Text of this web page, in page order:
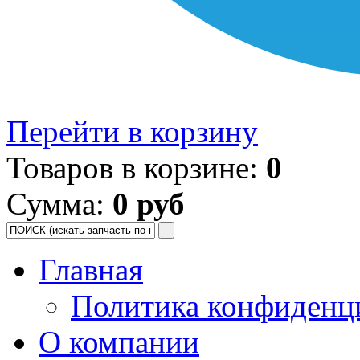
Перейти в корзину
Товаров в корзине: 0
Сумма: 0 руб
Главная
Политика
О компании